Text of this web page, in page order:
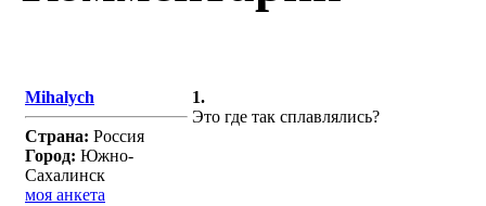
Mihalych
Страна: Россия
Город: Южно-
Сахалинск
моя анкета
1.
Это где так сплавлялись?